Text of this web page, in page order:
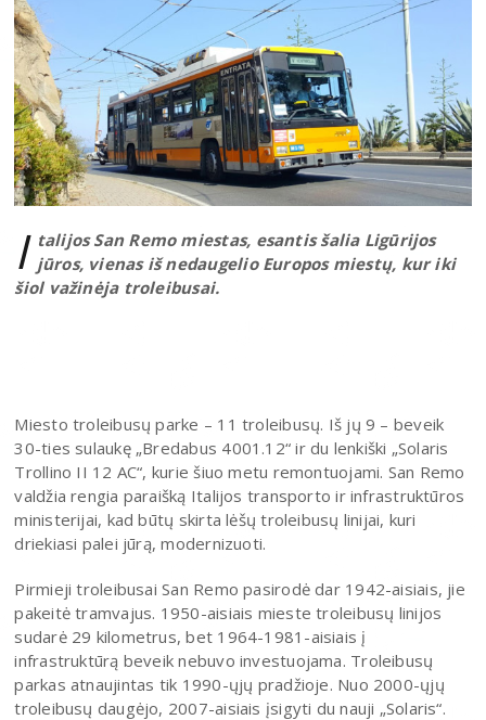
I talijos San Remo miestas, esantis šalia Ligūrijos
jūros, vienas iš nedaugelio Europos miestų, kur iki
šiol važinėja troleibusai.
Miesto troleibusų parke – 11 troleibusų. Iš jų 9 – beveik
30-ties sulaukę „Bredabus 4001.12“ ir du lenkiški „Solaris
Trollino II 12 AC“, kurie šiuo metu remontuojami. San Remo
valdžia rengia paraišką Italijos transporto ir infrastruktūros
ministerijai, kad būtų skirta lėšų troleibusų linijai, kuri
driekiasi palei jūrą, modernizuoti.
Pirmieji troleibusai San Remo pasirodė dar 1942-aisiais, jie
pakeitė tramvajus. 1950-aisiais mieste troleibusų linijos
sudarė 29 kilometrus, bet 1964-1981-aisiais į
infrastruktūrą beveik nebuvo investuojama. Troleibusų
parkas atnaujintas tik 1990-ųjų pradžioje. Nuo 2000-ųjų
troleibusų daugėjo, 2007-aisiais įsigyti du nauji „Solaris“.